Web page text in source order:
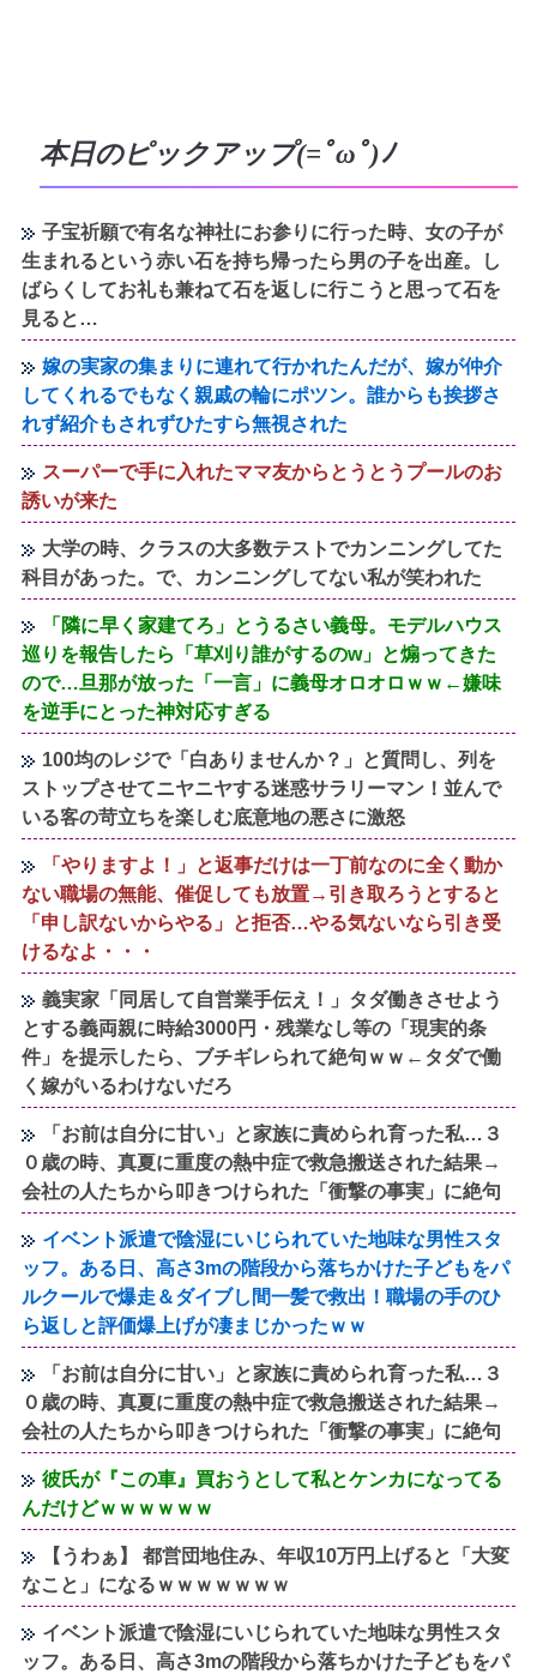
本日のピックアップ(=ﾟωﾟ)ﾉ
子宝祈願で有名な神社にお参りに行った時、女の子が
生まれるという赤い石を持ち帰ったら男の子を出産。し
ばらくしてお礼も兼ねて石を返しに行こうと思って石を
見ると…
嫁の実家の集まりに連れて行かれたんだが、嫁が仲介
してくれるでもなく親戚の輪にポツン。誰からも挨拶さ
れず紹介もされずひたすら無視された
スーパーで手に入れたママ友からとうとうプールのお
誘いが来た
大学の時、クラスの大多数テストでカンニングしてた
科目があった。で、カンニングしてない私が笑われた
「隣に早く家建てろ」とうるさい義母。モデルハウス
巡りを報告したら「草刈り誰がするのw」と煽ってきた
ので…旦那が放った「一言」に義母オロオロｗｗ←嫌味
を逆手にとった神対応すぎる
100均のレジで「白ありませんか？」と質問し、列を
ストップさせてニヤニヤする迷惑サラリーマン！並んで
いる客の苛立ちを楽しむ底意地の悪さに激怒
「やりますよ！」と返事だけは一丁前なのに全く動か
ない職場の無能、催促しても放置→引き取ろうとすると
「申し訳ないからやる」と拒否…やる気ないなら引き受
けるなよ・・・
義実家「同居して自営業手伝え！」タダ働きさせよう
とする義両親に時給3000円・残業なし等の「現実的条
件」を提示したら、ブチギレられて絶句ｗｗ←タダで働
く嫁がいるわけないだろ
「お前は自分に甘い」と家族に責められ育った私…３
０歳の時、真夏に重度の熱中症で救急搬送された結果→
会社の人たちから叩きつけられた「衝撃の事実」に絶句
イベント派遣で陰湿にいじられていた地味な男性スタ
ッフ。ある日、高さ3mの階段から落ちかけた子どもをパ
ルクールで爆走＆ダイブし間一髪で救出！職場の手のひ
ら返しと評価爆上げが凄まじかったｗｗ
「お前は自分に甘い」と家族に責められ育った私…３
０歳の時、真夏に重度の熱中症で救急搬送された結果→
会社の人たちから叩きつけられた「衝撃の事実」に絶句
彼氏が『この車』買おうとして私とケンカになってる
んだけどｗｗｗｗｗｗ
【うわぁ】 都営団地住み、年収10万円上げると「大変
なこと」になるｗｗｗｗｗｗｗ
イベント派遣で陰湿にいじられていた地味な男性スタ
ッフ。ある日、高さ3mの階段から落ちかけた子どもをパ